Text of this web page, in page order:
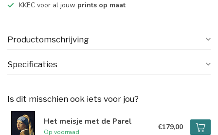
KKEC voor al jouw prints op maat
Productomschrijving
Specificaties
Is dit misschien ook iets voor jou?
Het meisje met de Parel
Op voorraad
€179,00